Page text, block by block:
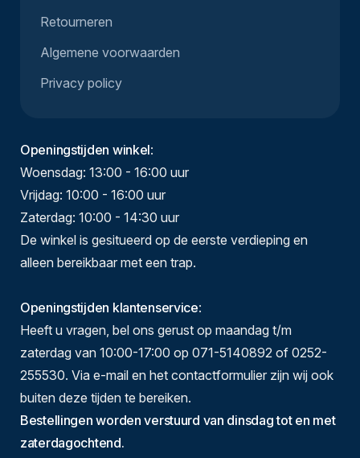
Retourneren
Algemene voorwaarden
Privacy policy
Openingstijden winkel:
Woensdag: 13:00 - 16:00 uur
Vrijdag: 10:00 - 16:00 uur
Zaterdag: 10:00 - 14:30 uur
De winkel is gesitueerd op de eerste verdieping en
alleen bereikbaar met een trap.
Openingstijden klantenservice:
Heeft u vragen, bel ons gerust op maandag t/m
zaterdag van 10:00-17:00 op 071-5140892 of 0252-
255530. Via e-mail en het contactformulier zijn wij ook
buiten deze tijden te bereiken.
Bestellingen worden verstuurd van dinsdag tot en met
zaterdagochtend.